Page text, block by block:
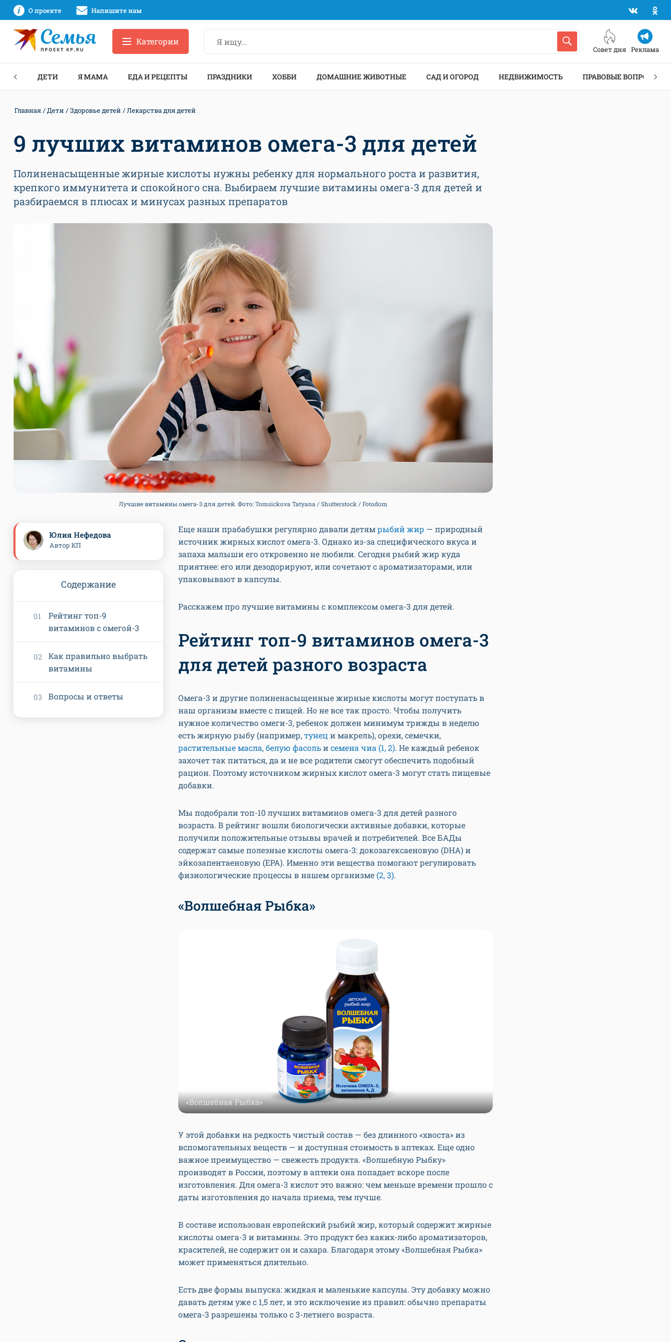
О проекте Напишите нам
Совет дня Реклама
Категории
ДЕТИ Я МАМА ЕДА И РЕЦЕПТЫ ПРАЗДНИКИ ХОББИ ДОМАШНИЕ ЖИВОТНЫЕ САД И ОГОРОД НЕДВИЖИМОСТЬ ПРАВОВЫЕ ВОПРОСЫ
Главная Дети Здоровье детей Лекарства для детей
9 лучших витаминов омега-3 для детей
Полиненасыщенные жирные кислоты нужны ребенку для нормального роста и развития,
крепкого иммунитета и спокойного сна. Выбираем лучшие витамины омега-3 для детей и
разбираемся в плюсах и минусах разных препаратов
Лучшие витамины омега-3 для детей. Фото: Tomsickova Tatyana / Shutterstock / Fotodom
Еще наши прабабушки регулярно давали детямрыбий жир — природный
источник жирных кислот омега-3. Однако из-за специфического вкуса и
запаха малыши его откровенно не любили. Сегодня рыбий жир куда
приятнее: его или дезодорируют, или сочетают с ароматизаторами, или
упаковывают в капсулы.
Расскажем про лучшие витамины с комплексом омега-3 для детей.
Рейтинг топ-9 витаминов омега-3
для детей разного возраста
Омега-3 и другие полиненасыщенные жирные кислоты могут поступать в
наш организм вместе с пищей. Но не все так просто. Чтобы получить
нужное количество омеги-3, ребенок должен минимум трижды в неделю
есть жирную рыбу (например,тунец и макрель), орехи, семечки,
растительные масла,белую фасольи семена чиа (1, 2). Не каждый ребенок
захочет так питаться, да и не все родители смогут обеспечить подобный
рацион. Поэтому источником жирных кислот омега-3 могут стать пищевые
добавки.
Мы подобрали топ-10 лучших витаминов омега-3 для детей разного
возраста. В рейтинг вошли биологически активные добавки, которые
получили положительные отзывы врачей и потребителей. Все БАДы
содержат самые полезные кислоты омега-3: докозагексаеновую (DHA) и
эйкозапентаеновую (EPA). Именно эти вещества помогают регулировать
физиологические процессы в нашем организме (2, 3).
«Волшебная Рыбка»
«Волшебная Рыбка»
У этой добавки на редкость чистый состав — без длинного «хвоста» из
вспомогательных веществ — и доступная стоимость в аптеках. Еще одно
важное преимущество — свежесть продукта. «Волшебную Рыбку»
производят в России, поэтому в аптеки она попадает вскоре после
изготовления. Для омега-3 кислот это важно: чем меньше времени прошло с
даты изготовления до начала приема, тем лучше.
В составе использован европейский рыбий жир, который содержит жирные
кислоты омега-3 и витамины. Это продукт без каких-либо ароматизаторов,
красителей, не содержит он и сахара. Благодаря этому «Волшебная Рыбка»
может применяться длительно.
Есть две формы выпуска: жидкая и маленькие капсулы. Эту добавку можно
давать детям уже с 1,5 лет, и это исключение из правил: обычно препараты
омега-3 разрешены только с 3-летнего возраста.
Юлия Нефедова
Автор КП
Содержание
Рейтинг топ-9
витаминов с омегой-3
Как правильно выбрать
витамины
Вопросы и ответы